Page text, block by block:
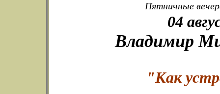
Пятничные
04
Владимир
"Как